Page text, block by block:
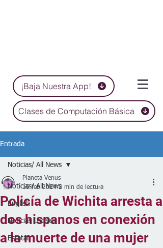
¡Baja Nuestra App!
Clases de Computación Básica
Entrada
Noticias/ All News
English
Noticias Locales
Estatal
Noticias/ All News
Policía de Wichita arresta a
dos hispanos en conexión
a la muerte de una mujer
Planeta Venus
16 feb 2024 2 min de lectura